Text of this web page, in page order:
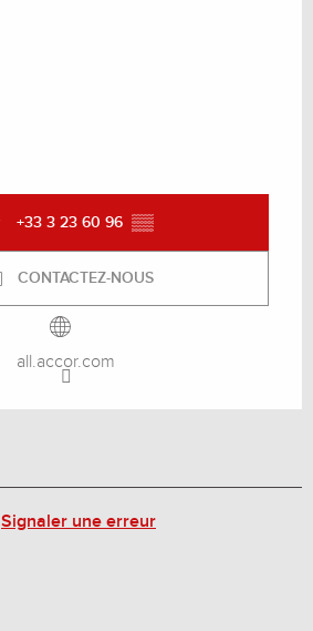
+33 3 23 60 96 ▒▒
CONTACTEZ-NOUS
all.accor.com
Signaler une erreur